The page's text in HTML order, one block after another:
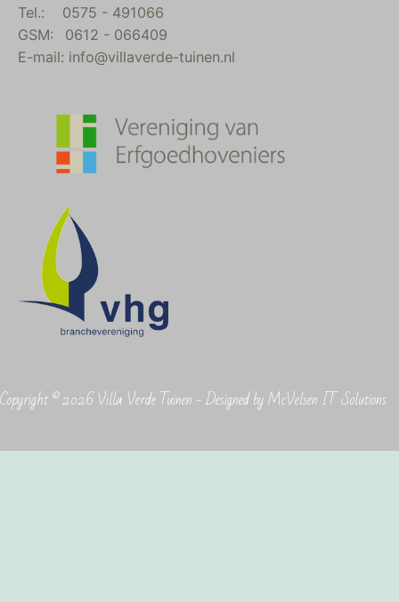
Tel.:
0575 - 491066
GSM:
0612 - 066409
E-mail: info@villaverde-tuinen.nl
Copyright © 2026 Villa Verde Tuinen - Designed by McVelsen IT Solutions